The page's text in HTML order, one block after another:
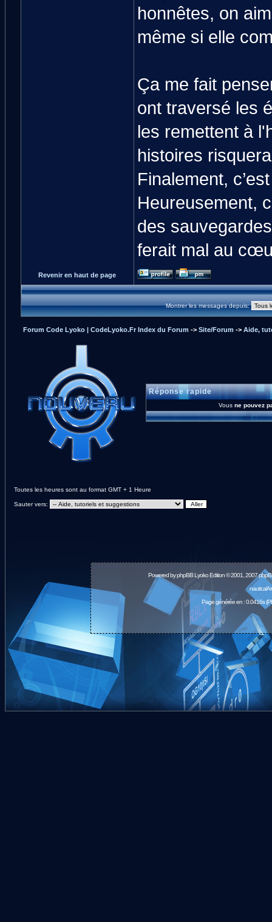
honnêtes, on
même si elle
Ça me fait
ont traversé les
les remettent à
histoires
Finalement,
Heureusement,
des
ferait mal au
Revenir en haut de page
Montrer les messages depuis:
Forum Code Lyoko | CodeLyoko.Fr Index du Forum -> Site/Forum -> Aide,
Réponse rapide
Vous ne pouvez
Toutes les heures sont au format GMT + 1 Heure
Sauter vers:
Powered byphpBBLyoko Edition © 2001, 2007
Page générée en : 0.0416s